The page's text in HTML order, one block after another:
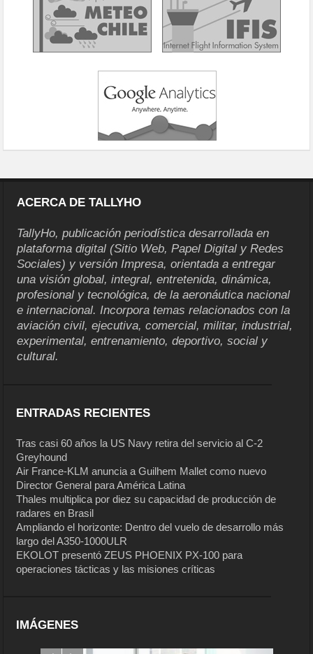
ACERCA DE TALLYHO
TallyHo, publicación periodística desarrollada en
plataforma digital (Sitio Web, Papel Digital y Redes
Sociales) y versión Impresa, orientada a entregar
una visión global, integral, entretenida, dinámica,
profesional y tecnológica, de la aeronáutica nacional
e internacional. Incorpora temas relacionados con la
aviación civil, ejecutiva, comercial, militar, industrial,
experimental, entrenamiento, deportivo, social y
cultural.
ENTRADAS RECIENTES
Tras casi 60 años la US Navy retira del servicio al C-2
Greyhound
Air France-KLM anuncia a Guilhem Mallet como nuevo
Director General para América Latina
Thales multiplica por diez su capacidad de producción de
radares en Brasil
Ampliando el horizonte: Dentro del vuelo de desarrollo más
largo del A350-1000ULR
EKOLOT presentó ZEUS PHOENIX PX-100 para
operaciones tácticas y las misiones críticas
IMÁGENES